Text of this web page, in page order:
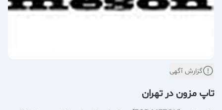
گزارش آگهی
تاپ مزون در تهران